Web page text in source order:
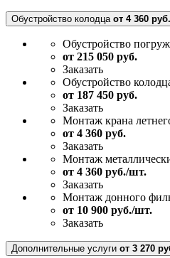
Обустройство колодца от 4 360 руб.
Обустройство
от 215 050 руб.
Заказать
Обустройство
от 187 450 руб.
Заказать
Монтаж крана
от 4 360 руб.
Заказать
Монтаж
от 4 360 руб./шт.
Заказать
Монтаж донного
от 10 900 руб./шт.
Заказать
Дополнительные услуги от 3